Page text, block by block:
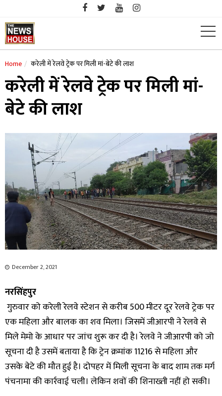
content
Home करेली में रेलवे ट्रेक पर मिली मां-बेटे की लाश
करेली में रेलवे ट्रेक पर मिली मां-
बेटे की लाश
December 2, 2021
नरसिंहपुर
गुरुवार को करेली रेलवे स्टेशन से करीब 500 मीटर दूर रेलवे ट्रेक पर
एक महिला और बालक का शव मिला। जिसमें जीआरपी ने रेलवे से
मिले मेमो के आधार पर जांच शुरू कर दी है। रेलवे ने जीआरपी को जो
सूचना दी है उसमें बताया है कि ट्रेन क्रमांक 11216 से महिला और
उसके बेटे की मौत हुई है। दोपहर में मिली सूचना के बाद शाम तक मर्ग
पंचनामा की कार्रवाई चली। लेकिन शवों की शिनाख्ती नहीं हो सकी।